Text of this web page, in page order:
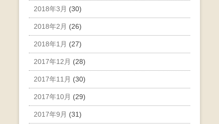
2018年3月 (30)
2018年2月 (26)
2018年1月 (27)
2017年12月 (28)
2017年11月 (30)
2017年10月 (29)
2017年9月 (31)